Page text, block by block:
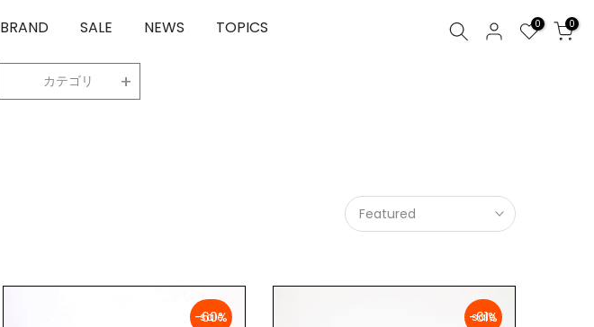
BRAND SALE NEWS TOPICS 0 0
カテゴリ
Featured
-60% -61%